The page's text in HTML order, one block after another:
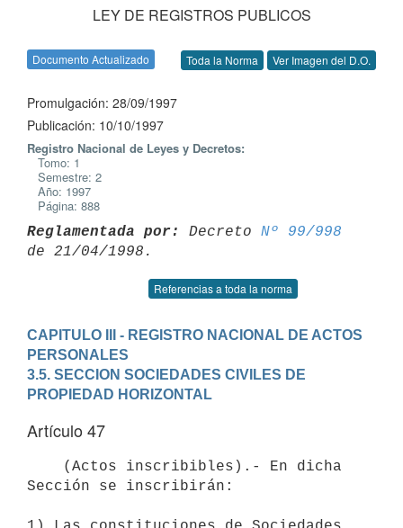
LEY DE REGISTROS PUBLICOS
Documento Actualizado Toda la Norma Ver Imagen del D.O.
Promulgación: 28/09/1997
Publicación: 10/10/1997
Registro Nacional de Leyes y Decretos:
Tomo: 1
Semestre: 2
Año: 1997
Página: 888
Reglamentada por: Decreto Nº 99/998
Referencias a toda la norma
CAPITULO III - REGISTRO NACIONAL DE ACTOS
PERSONALES
3.5. SECCION SOCIEDADES CIVILES DE
PROPIEDAD HORIZONTAL
Artículo 47
Sección se inscribirán: